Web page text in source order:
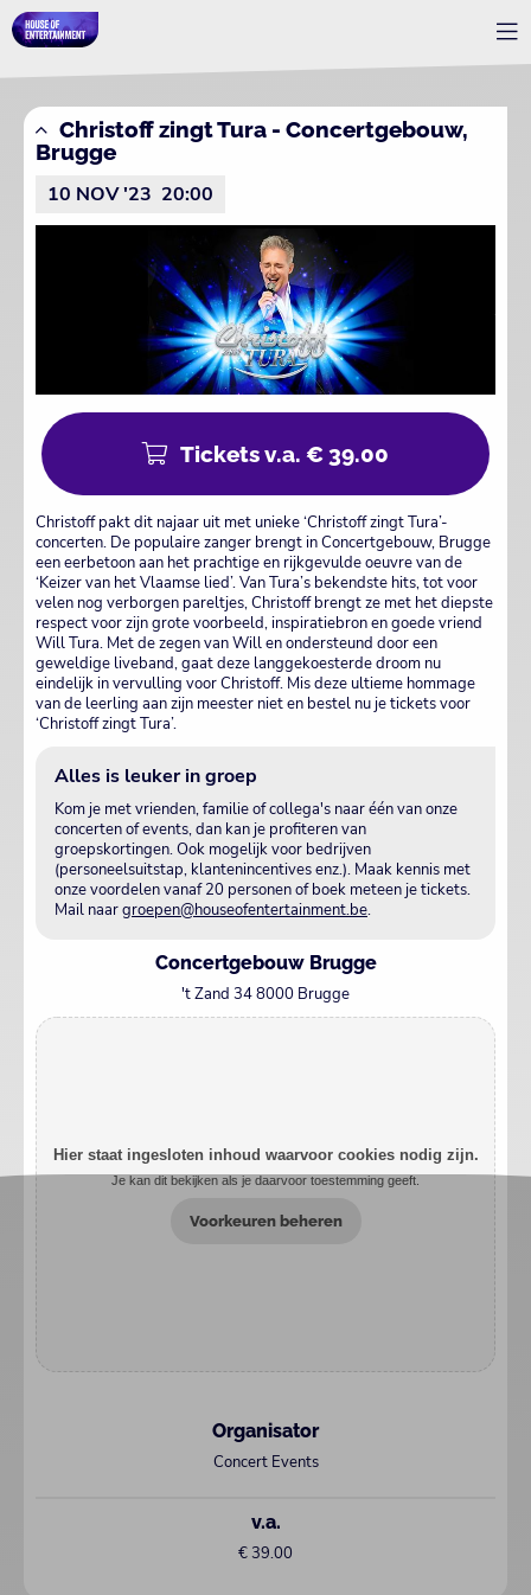
Christoff zingt Tura - Concertgebouw,
Brugge
10 NOV '23 20:00
Tickets v.a. € 39.00
Christoff pakt dit najaar uit met unieke ‘Christoff zingt Tura’-
concerten. De populaire zanger brengt in Concertgebouw, Brugge
een eerbetoon aan het prachtige en rijkgevulde oeuvre van de
‘Keizer van het Vlaamse lied’. Van Tura’s bekendste hits, tot voor
velen nog verborgen pareltjes, Christoff brengt ze met het diepste
respect voor zijn grote voorbeeld, inspiratiebron en goede vriend
Will Tura. Met de zegen van Will en ondersteund door een
geweldige liveband, gaat deze langgekoesterde droom nu
eindelijk in vervulling voor Christoff. Mis deze ultieme hommage
van de leerling aan zijn meester niet en bestel nu je tickets voor
‘Christoff zingt Tura’.
Alles is leuker in groep
Kom je met vrienden, familie of collega's naar één van onze
concerten of events, dan kan je profiteren van
groepskortingen. Ook mogelijk voor bedrijven
(personeelsuitstap, klantenincentives enz.). Maak kennis met
onze voordelen vanaf 20 personen of boek meteen je tickets.
Mail naargroepen@houseofentertainment.be.
Concertgebouw Brugge
't Zand 34 8000 Brugge
Hier staat ingesloten inhoud waarvoor cookies nodig zijn.
Je kan dit bekijken als je daarvoor toestemming geeft.
Voorkeuren beheren
Organisator
Concert Events
v.a.
€ 39.00